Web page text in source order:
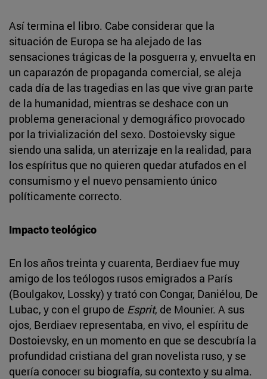
Así termina el libro. Cabe considerar que la
situación de Europa se ha alejado de las
sensaciones trágicas de la posguerra y, envuelta en
un caparazón de propaganda comercial, se aleja
cada día de las tragedias en las que vive gran parte
de la humanidad, mientras se deshace con un
problema generacional y demográfico provocado
por la trivialización del sexo. Dostoievsky sigue
siendo una salida, un aterrizaje en la realidad, para
los espíritus que no quieren quedar atufados en el
consumismo y el nuevo pensamiento único
políticamente correcto.
Impacto teológico
En los años treinta y cuarenta, Berdiaev fue muy
amigo de los teólogos rusos emigrados a París
(Boulgakov, Lossky) y trató con Congar, Daniélou, De
Lubac, y con el grupo de Esprit, de Mounier. A sus
ojos, Berdiaev representaba, en vivo, el espíritu de
Dostoievsky, en un momento en que se descubría la
profundidad cristiana del gran novelista ruso, y se
quería conocer su biografía, su contexto y su alma.